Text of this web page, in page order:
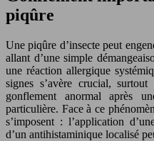
piqûre
Une piqûre d’insecte peut
allant d’une simple
une réaction allergique
signes s’avère crucial,
gonflement anormal après
particulière. Face à ce
s’imposent : l’application
d’un antihistaminique localisé